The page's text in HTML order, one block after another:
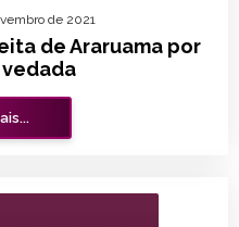
de Araruama por
de 2021